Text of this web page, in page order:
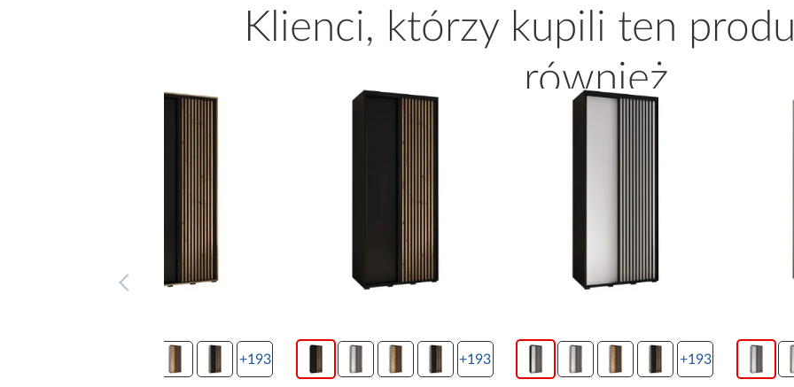
Klienci, którzy kupili ten
również